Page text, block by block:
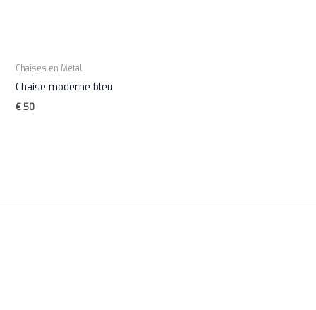
Chaises en Metal
Chaise moderne bleu
€50